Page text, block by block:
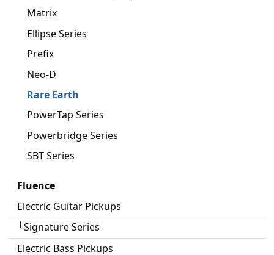
Matrix
Ellipse Series
Prefix
Neo-D
Rare Earth
PowerTap Series
Powerbridge Series
SBT Series
Fluence
Electric Guitar Pickups
└Signature Series
Electric Bass Pickups